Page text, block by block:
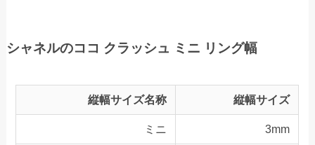
シャネルのココ クラッシュ ミニ リング幅
縦幅サイズ名称 縦幅サイズ
ミニ 3mm